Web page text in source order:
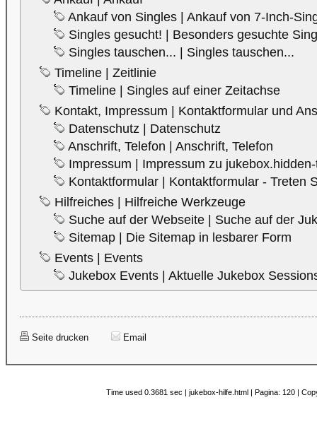
Ankauf von Singles | Ankauf von 7-Inch-
Singles gesucht! | Besonders gesuchte
Singles tauschen... | Singles tauschen...
Timeline | Zeitlinie
Timeline | Singles auf einer Zeitachse
Kontakt, Impressum | Kontaktformular und
Datenschutz | Datenschutz
Anschrift, Telefon | Anschrift, Telefon
Impressum | Impressum zu
Kontaktformular | Kontaktformular - Treten
Hilfreiches | Hilfreiche Werkzeuge
Suche auf der Webseite | Suche auf der
Sitemap | Die Sitemap in lesbarer Form
Events | Events
Jukebox Events | Aktuelle Jukebox
Seite drucken Email
Time used 0.3681 sec | jukebox-hilfe.html | Pagina: 120 |